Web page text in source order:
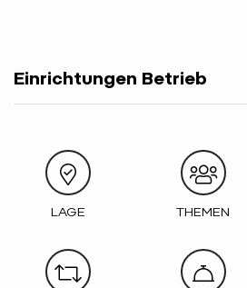
Einrichtungen Betrieb
LAGE THEMEN